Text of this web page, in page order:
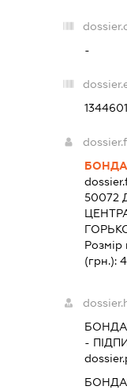
-
50072
Розмір
(грн.):
-